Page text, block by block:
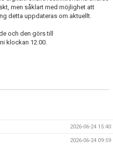
men såklart med möjlighet att
detta uppdateras om aktuellt.
och den görs till
klockan 12.00.
2026-06-24 15:40
2026-06-24 09:59